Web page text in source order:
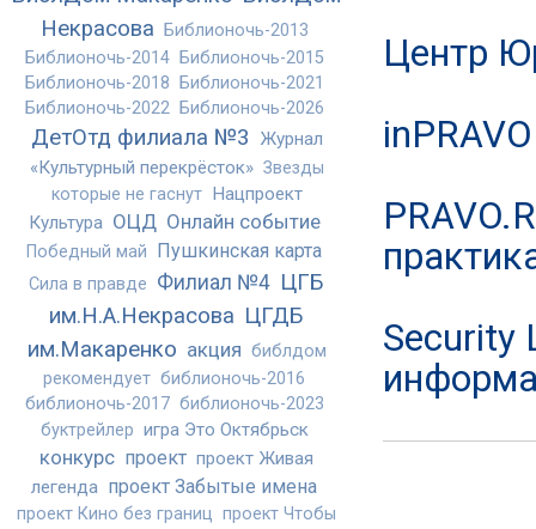
Некрасова
Библионочь-2013
Библионочь-2014
Библионочь-2015
Библионочь-2018
Библионочь-2021
Библионочь-2022
Библионочь-2026
ДетОтд филиала №3
Журнал
«Культурный перекрёсток» Звезды
которые не гаснут Нацпроект
Культура ОЦД Онлайн событие
Победный май Пушкинская карта
Сила в правде Филиал №4 ЦГБ
им.Н.А.Некрасова ЦГДБ
им.Макаренко акция библдом
рекомендует библионочь-2016
библионочь-2017 библионочь-2023
буктрейлер игра Это Октябрьск
конкурс проект проект Живая
легенда проект Забытые имена
проект Кино без границ проект Чтобы
Центр
inPRAVO
Security